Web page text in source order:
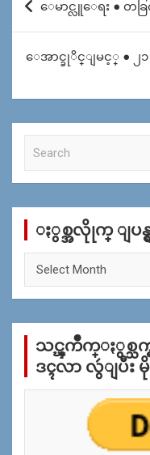
navigation
ေမာင္လူေရး ●
ေအာင္ခုိင္ျမင့္ ● ၂၁
c
ႏွစ္အလိုုက္ ျပန္ရွ
က္
န္
သင္ၾကိဳက္ႏွစ္သ
ဒၚလာ လွဴျပီး